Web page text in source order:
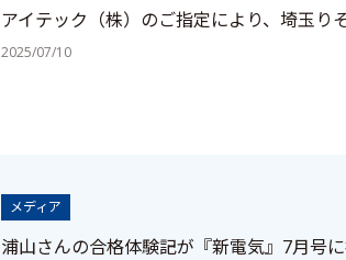
アイテック（株）のご指定により、埼玉り
2025/07/10
メディア
浦山さんの合格体験記が『新電気』7月号